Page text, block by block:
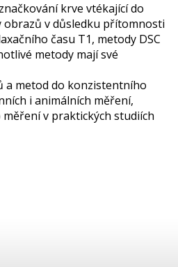
krve vtékající do
obrazů v důsledku přítomnosti
času T1, metody DSC
metody mají své
a metod do konzistentního
i animálních měření,
v praktických studiích